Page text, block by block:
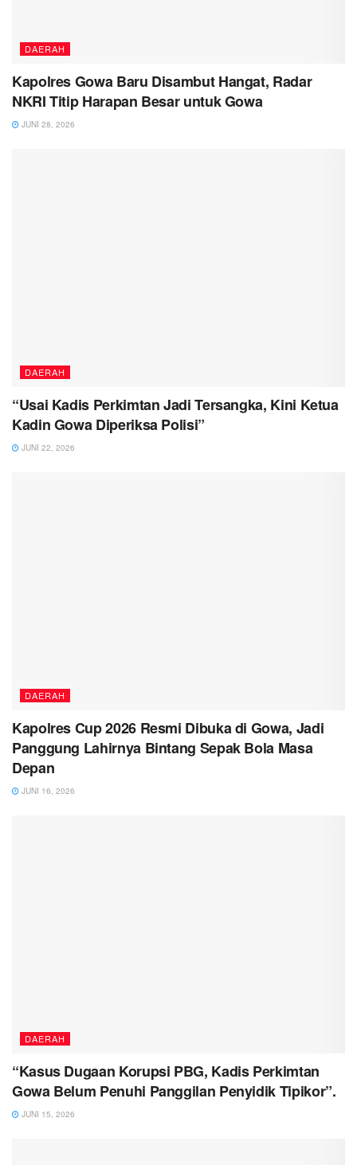
DAERAH
Kapolres Gowa Baru Disambut Hangat, Radar
NKRI Titip Harapan Besar untuk Gowa
JUNI 28, 2026
DAERAH
“Usai Kadis Perkimtan Jadi Tersangka, Kini Ketua
Kadin Gowa Diperiksa Polisi”
JUNI 22, 2026
DAERAH
Kapolres Cup 2026 Resmi Dibuka di Gowa, Jadi
Panggung Lahirnya Bintang Sepak Bola Masa
Depan
JUNI 16, 2026
DAERAH
“Kasus Dugaan Korupsi PBG, Kadis Perkimtan
Gowa Belum Penuhi Panggilan Penyidik Tipikor”.
JUNI 15, 2026